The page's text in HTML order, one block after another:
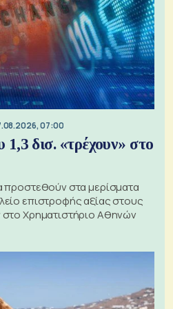
07:00
δισ. «τρέχουν» στο
προστεθούν στα μερίσματα
επιστροφής αξίας στους
Χρηματιστήριο Αθηνών